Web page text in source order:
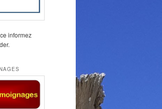
informez